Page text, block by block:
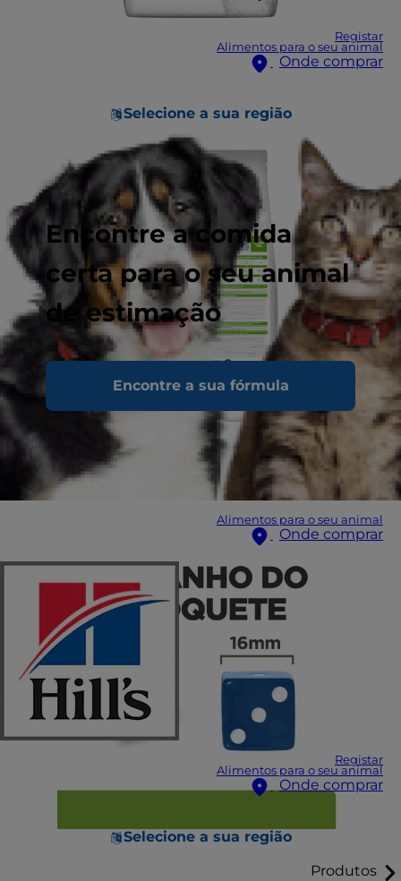
Registar
Alimentos para o seu animal
Onde comprar
Selecione a sua região
Encontre a comida
certa para o seu animal
de estimação
Encontre a sua fórmula
Alimentos para o seu animal
Onde comprar
Registar
Alimentos para o seu animal
Onde comprar
Selecione a sua região
Produtos